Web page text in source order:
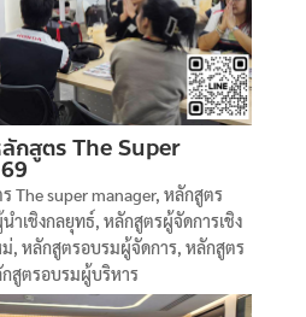
กสูตร The Super
The super manager, หลักสูตร
ำเชิงกลยุทธ์ หลักสูตรผู้จัดการเชิง
หลักสูตรอบรมผู้จัดการ หลักสูตร
สูตรอบรมผู้บริหาร